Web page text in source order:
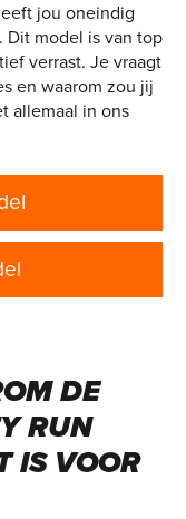
jou oneindig
model is van top
verrast. Je vraagt
en waarom zou jij
allemaal in ons
DE
RUN
IS VOOR